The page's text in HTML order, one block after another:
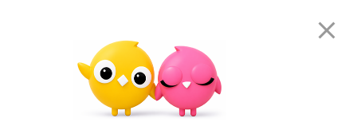
close
Нажмите, чтобы получить
доступ к клубным предложениям и